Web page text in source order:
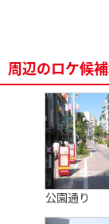
周辺のロケ候
公園通り